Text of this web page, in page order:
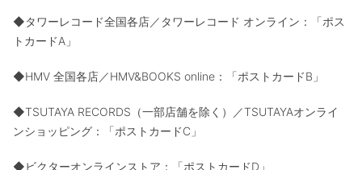
◆タワーレコード全国各店／タワーレコード オンライン：「ポス
トカードA」
◆HMV 全国各店／HMV&BOOKS online：「ポストカードB」
◆TSUTAYA RECORDS（一部店舗を除く）／TSUTAYAオンライ
ンショッピング：「ポストカードC」
◆ビクターオンラインストア：「ポストカードD」